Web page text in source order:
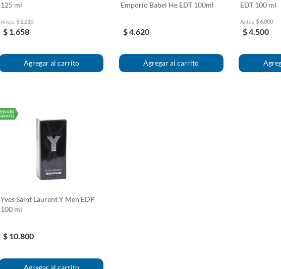
125 ml
Antes $ 2.210
$ 1.658
Emporio Babel He EDT 100ml
$ 4.620
EDT 100 ml
Antes $ 6.000
$ 4.500
Yves Saint Laurent Y Men EDP
100 ml
$ 10.800